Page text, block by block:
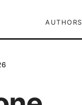
AUTHORS